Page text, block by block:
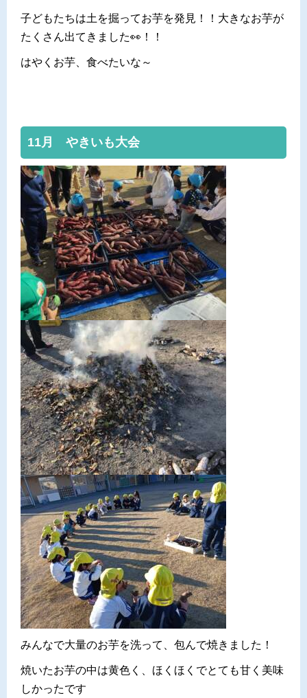
子どもたちは土を掘ってお芋を発見！！大きなお芋が
たくさん出てきました👀！！
はやくお芋、食べたいな～
11月 やきいも大会
みんなで大量のお芋を洗って、包んで焼きました！
焼いたお芋の中は黄色く、ほくほくでとても甘く美味
しかったです